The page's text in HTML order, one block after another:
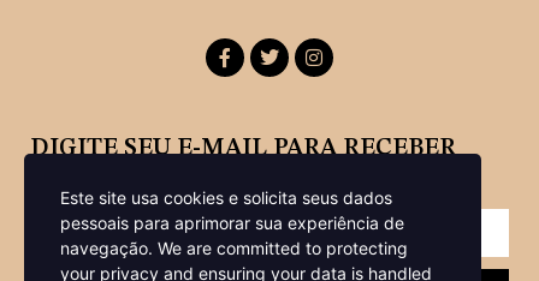
DIGITE SEU E-MAIL PARA RECEBER
Este site usa cookies e solicita seus dados
pessoais para aprimorar sua experiência de
navegação. We are committed to protecting
your privacy and ensuring your data is handled